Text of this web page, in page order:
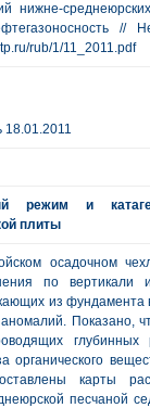
нижне-
//
rub/1/11_2011.pdf
18.01.2011
режим и
плиты
осадочном
по вертикали
из фундамента
Показано,
глубинных
органического
карты
песчаной